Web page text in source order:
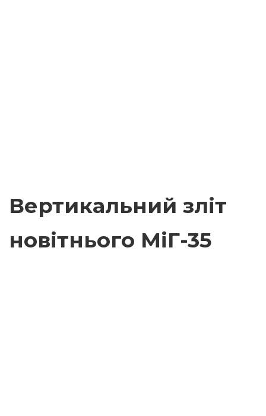
Вертикальний зліт
новітнього МіГ-35